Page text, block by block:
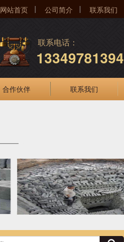
网站首页 | 公司简介 |
联系我们
联系电话：
13349781394
合作伙伴 联系我们